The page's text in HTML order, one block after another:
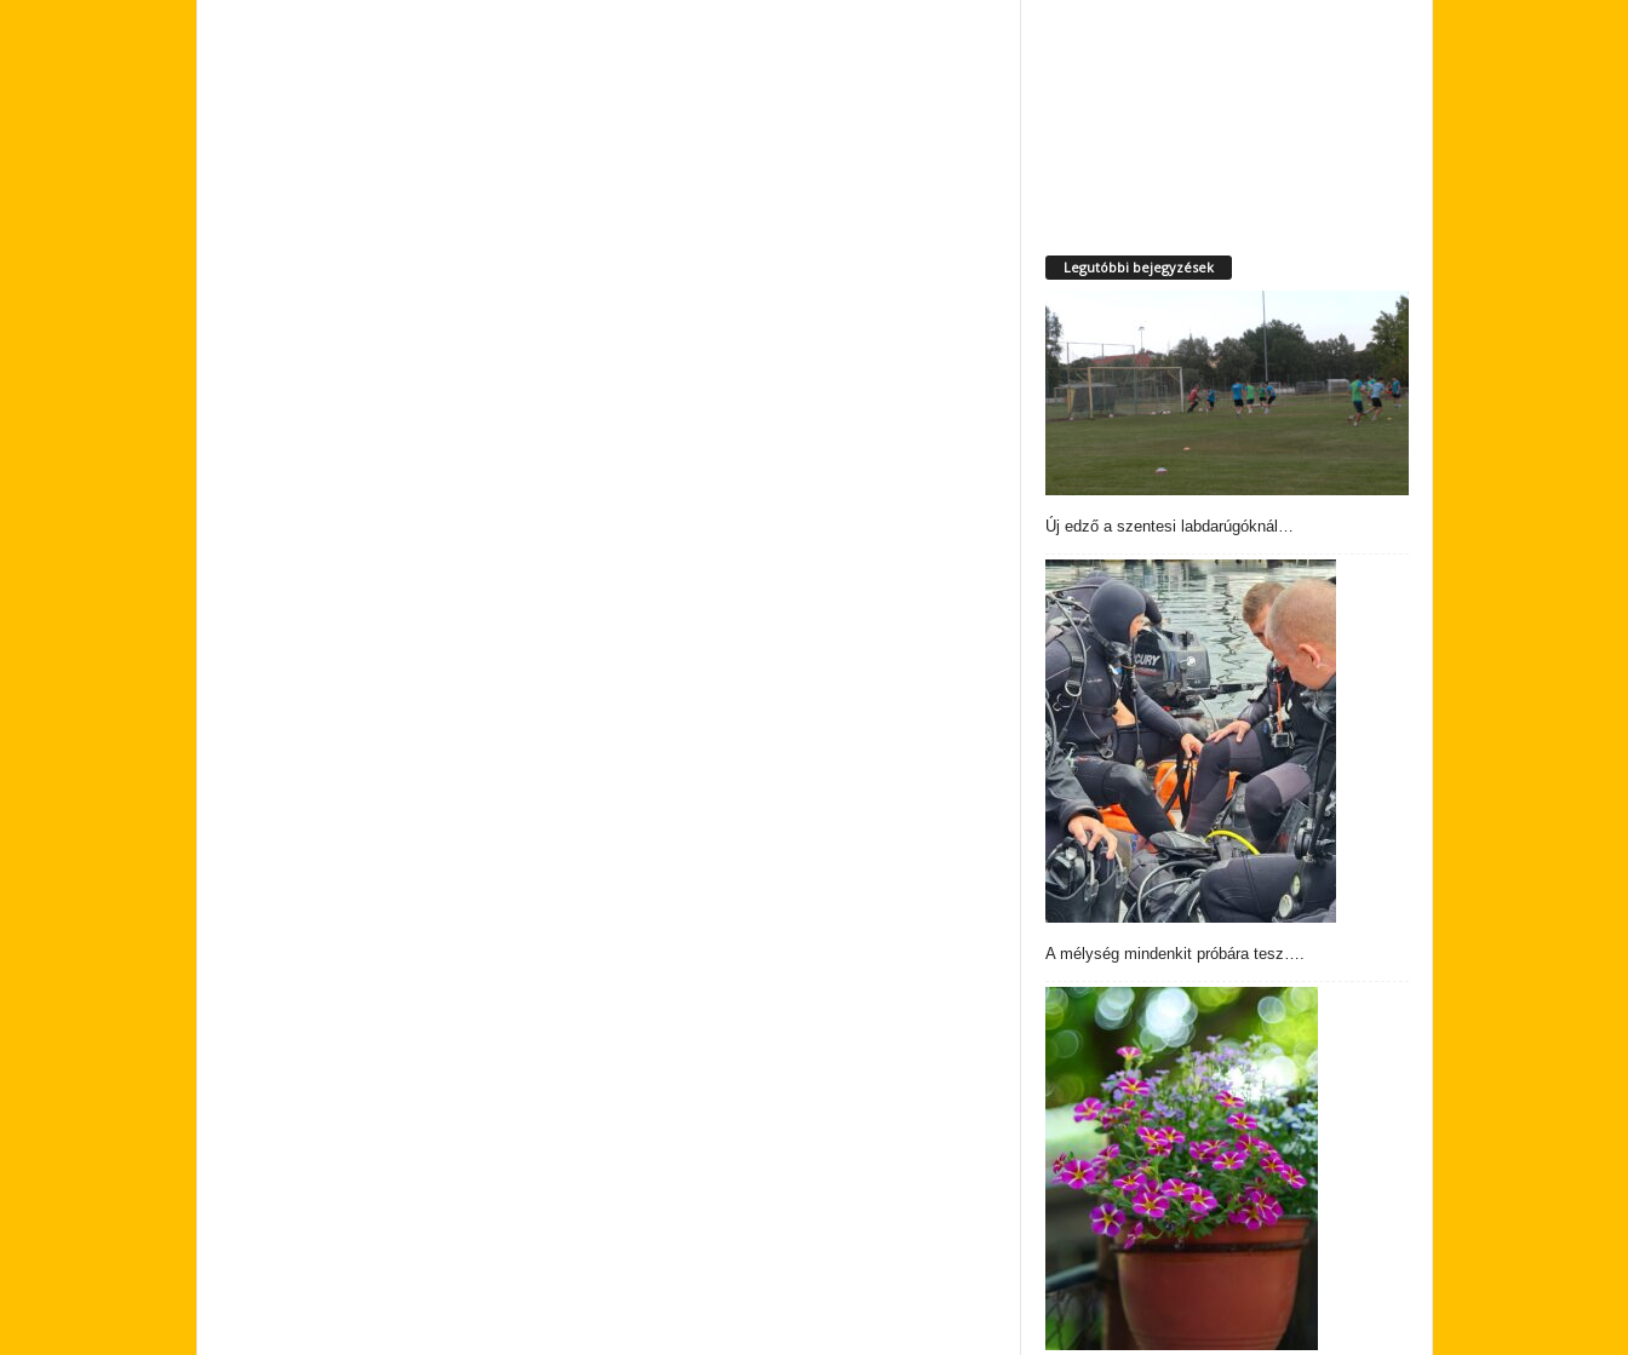
Legutóbbi bejegyzések
Új edző a szentesi labdarúgóknál…
A mélység mindenkit próbára tesz….